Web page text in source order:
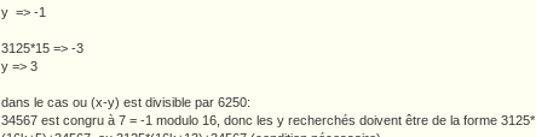
y => -1
3125*15 => -3
y => 3
dans le cas ou (x-y) est divisible par 6250:
34567 est congru à 7 = -1 modulo 16, donc les y recherchés doivent être de la forme 3125*